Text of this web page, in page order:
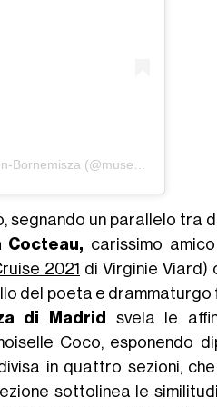
Un post condiviso da Museo Thyssen-Bornemisza (@museothyssen)
segnando un parallelo tra
Cocteau, carissimo
2021 di Virginie Viard)
del poeta e drammaturgo
di Madrid
svela le
Coco, esponendo
in quattro sezioni,
sottolinea le